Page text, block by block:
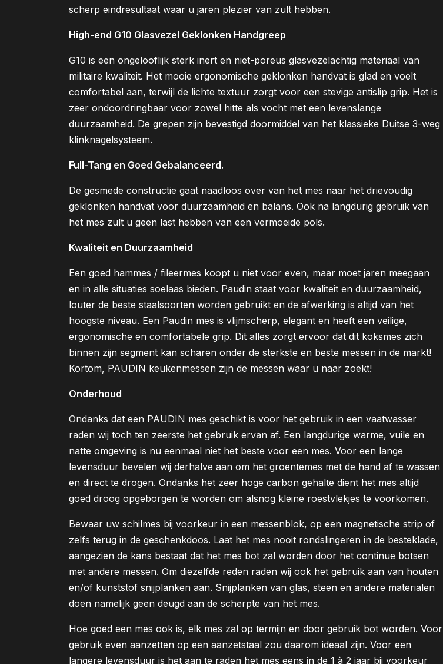
scherp eindresultaat waar u jaren plezier van zult hebben.
High-end G10 Glasvezel Geklonken Handgreep
G10 is een ongelooflijk sterk inert en niet-poreus glasvezelachtig materiaal van
militaire kwaliteit. Het mooie ergonomische geklonken handvat is glad en voelt
comfortabel aan, terwijl de lichte textuur zorgt voor een stevige antislip grip. Het is
zeer ondoordringbaar voor zowel hitte als vocht met een levenslange
duurzaamheid. De grepen zijn bevestigd doormiddel van het klassieke Duitse 3-weg
klinknagelsysteem.
Full-Tang en Goed Gebalanceerd.
De gesmede constructie gaat naadloos over van het mes naar het drievoudig
geklonken handvat voor duurzaamheid en balans. Ook na langdurig gebruik van
het mes zult u geen last hebben van een vermoeide pols.
Kwaliteit en Duurzaamheid
Een goed hammes / fileermes koopt u niet voor even, maar moet jaren meegaan
en in alle situaties soelaas bieden. Paudin staat voor kwaliteit en duurzaamheid,
louter de beste staalsoorten worden gebruikt en de afwerking is altijd van het
hoogste niveau. Een Paudin mes is vlijmscherp, elegant en heeft een veilige,
ergonomische en comfortabele grip. Dit alles zorgt ervoor dat dit koksmes zich
binnen zijn segment kan scharen onder de sterkste en beste messen in de markt!
Kortom, PAUDIN keukenmessen zijn de messen waar u naar zoekt!
Onderhoud
Ondanks dat een PAUDIN mes geschikt is voor het gebruik in een vaatwasser
raden wij toch ten zeerste het gebruik ervan af. Een langdurige warme, vuile en
natte omgeving is nu eenmaal niet het beste voor een mes. Voor een lange
levensduur bevelen wij derhalve aan om het groentemes met de hand af te wassen
en direct te drogen. Ondanks het zeer hoge carbon gehalte dient het mes altijd
goed droog opgeborgen te worden om alsnog kleine roestvlekjes te voorkomen.
Bewaar uw schilmes bij voorkeur in een messenblok, op een magnetische strip of
zelfs terug in de geschenkdoos. Laat het mes nooit rondslingeren in de besteklade,
aangezien de kans bestaat dat het mes bot zal worden door het continue botsen
met andere messen. Om diezelfde reden raden wij ook het gebruik aan van houten
en/of kunststof snijplanken aan. Snijplanken van glas, steen en andere materialen
doen namelijk geen deugd aan de scherpte van het mes.
Hoe goed een mes ook is, elk mes zal op termijn en door gebruik bot worden. Voor
gebruik even aanzetten op een aanzetstaal zou daarom ideaal zijn. Voor een
langere levensduur is het aan te raden het mes eens in de 1 à 2 jaar bij voorkeur